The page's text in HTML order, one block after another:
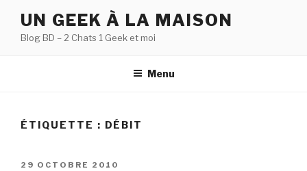
contenu
UN GEEK À LA MAISON
Blog BD – 2 Chats 1 Geek et moi
Menu
ÉTIQUETTE : DÉBIT
PUBLIÉ
29 OCTOBRE 2010